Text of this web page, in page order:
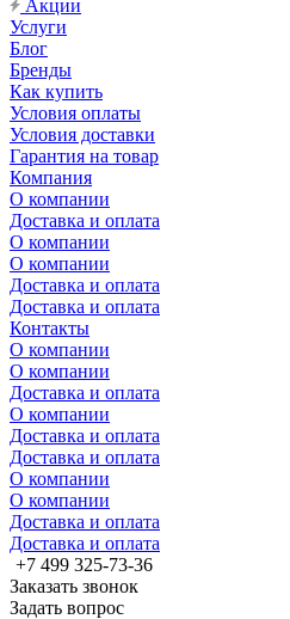
Акции
Услуги
Блог
Бренды
Как купить
Условия оплаты
Условия доставки
Гарантия на товар
Компания
О компании
Доставка и оплата
О компании
О компании
Доставка и оплата
Доставка и оплата
Контакты
О компании
О компании
Доставка и оплата
О компании
Доставка и оплата
Доставка и оплата
О компании
О компании
Доставка и оплата
Доставка и оплата
+7 499 325-73-36
Заказать звонок
Задать вопрос